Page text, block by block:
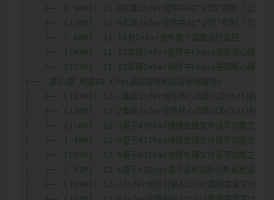
    ├── [ 90M]  11-8实现Infer组件中AI“记忆”机制（上）
    ├── [119M]  11-9实现Infer组件中AI“记忆”机制（下）
    ├── [ 68M]  11-10对Infer组件整个调度运行监控
├── [103M]  11-11实现Infer组件中Chain链路核心模块（
└── [137M]  11-12实现Infer组件中Chain链路核心模块（
├──  第12章 构建AI Chat高效管理和运营系统服务/
│   ├── [132M]  12-1集成Infer组件核心功能以及Chat接口设
│   ├── [138M]  12-2集成Infer组件核心功能以及Chat接口设
│   ├── [120M]  12-3基于AIChat快捷处理文件读写功能之内容
│   ├── [ 49M]  12-4基于AIChat快捷处理文件读写功能之文件
│   ├── [237M]  12-5基于AIChat快捷处理文件读写功能之文件
│   ├── [ 21M]  12-6基于AIChat基于系统指标分析系统运行状
│   ├── [169M]  12-7Infer组件封装AIChat数据库读写Chain